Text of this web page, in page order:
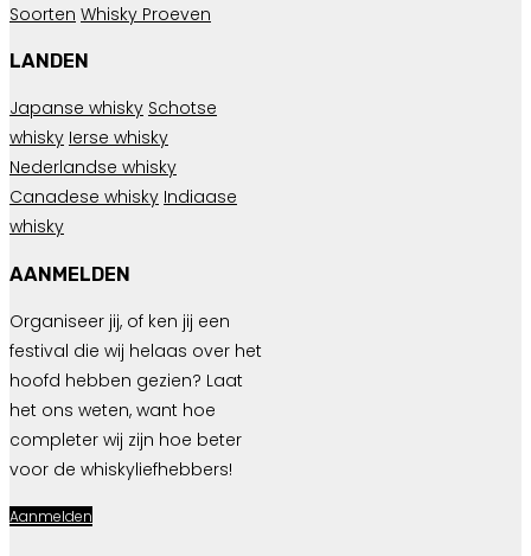
Soorten Whisky Proeven
LANDEN
Japanse whisky Schotse
whisky Ierse whisky
Nederlandse whisky
Canadese whisky Indiaase
whisky
AANMELDEN
Organiseer jij, of ken jij een
festival die wij helaas over het
hoofd hebben gezien? Laat
het ons weten, want hoe
completer wij zijn hoe beter
voor de whiskyliefhebbers!
Aanmelden